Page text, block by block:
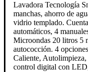
Lavadora Tecnología
manchas, ahorro de
vidrio templado.
automáticos, 4
Microondas 20 litros 5
autococción. 4
Caliente,
control digital con